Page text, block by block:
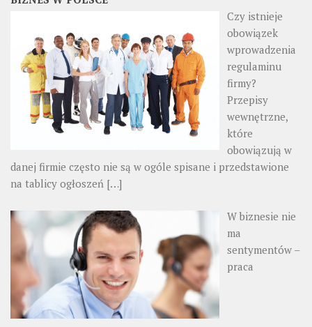
Czy istnieje
obowiązek
wprowadzenia
regulaminu
firmy?
Przepisy
wewnętrzne,
które
obowiązują w
danej firmie często nie są w ogóle spisane i przedstawione
na tablicy ogłoszeń […]
W biznesie nie
ma
sentymentów –
praca